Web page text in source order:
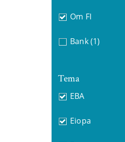
Om FI
Bank (1)
Tema
EBA
Eiopa